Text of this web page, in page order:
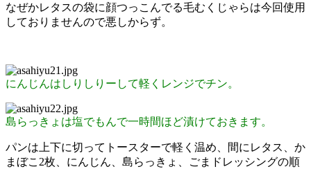
なぜかレタスの袋に顔つっこんでる毛むくじゃらは今回使用
しておりませんので悪しからず。
にんじんはしりしりーして軽くレンジでチン。
島らっきょは塩でもんで一時間ほど漬けておきます。
パンは上下に切ってトースターで軽く温め、間にレタス、か
まぼこ2枚、にんじん、島らっきょ、ごまドレッシングの順